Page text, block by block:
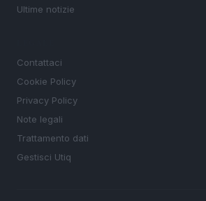
Ultime notizie
Contattaci
Cookie Policy
Privacy Policy
Note legali
Trattamento dati
Gestisci Utiq